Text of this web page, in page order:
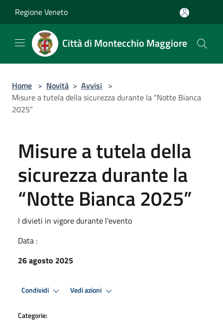
Regione Veneto
Città di Montecchio Maggiore
Home > Novità > Avvisi >
Misure a tutela della sicurezza durante la “Notte Bianca
2025”
Misure a tutela della
sicurezza durante la
“Notte Bianca 2025”
I divieti in vigore durante l'evento
Data :
26 agosto 2025
Condividi Vedi azioni
Categorie: